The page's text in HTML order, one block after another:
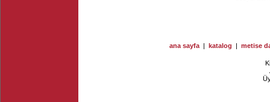
ana sayfa | katalog | metise